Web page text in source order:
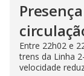
Entre 22h02 e
trens da Linha
velocidade